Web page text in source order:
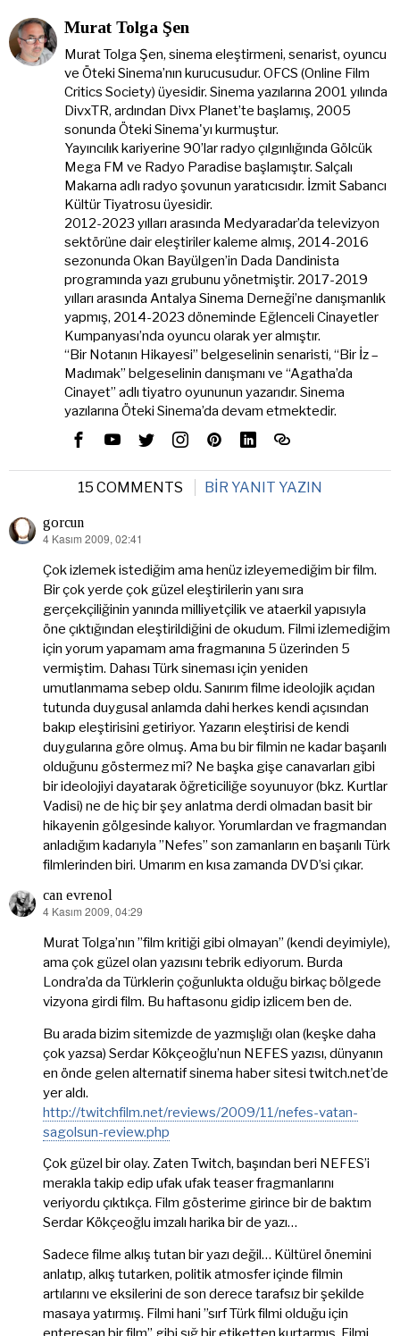
Murat Tolga Şen
Murat Tolga Şen, sinema eleştirmeni, senarist, oyuncu
ve Öteki Sinema’nın kurucusudur. OFCS (Online Film
Critics Society) üyesidir. Sinema yazılarına 2001 yılında
DivxTR, ardından Divx Planet’te başlamış, 2005
sonunda Öteki Sinema'yı kurmuştur.
Yayıncılık kariyerine 90’lar radyo çılgınlığında Gölcük
Mega FM ve Radyo Paradise başlamıştır. Salçalı
Makarna adlı radyo şovunun yaratıcısıdır. İzmit Sabancı
Kültür Tiyatrosu üyesidir.
2012-2023 yılları arasında Medyaradar’da televizyon
sektörüne dair eleştiriler kaleme almış, 2014-2016
sezonunda Okan Bayülgen’in Dada Dandinista
programında yazı grubunu yönetmiştir. 2017-2019
yılları arasında Antalya Sinema Derneği’ne danışmanlık
yapmış, 2014-2023 döneminde Eğlenceli Cinayetler
Kumpanyası’nda oyuncu olarak yer almıştır.
“Bir Notanın Hikayesi” belgeselinin senaristi, “Bir İz –
Madımak” belgeselinin danışmanı ve “Agatha’da
Cinayet” adlı tiyatro oyununun yazarıdır. Sinema
yazılarına Öteki Sinema’da devam etmektedir.
15 COMMENTS BIR YANIT YAZIN
gorcun
dedi
4 Kasım 2009, 02:41
Çok izlemek istediğim ama henüz izleyemediğim bir film.
Bir çok yerde çok güzel eleştirilerin yanı sıra
gerçekçiliğinin yanında milliyetçilik ve ataerkil yapısıyla
öne çıktığından eleştirildiğini de okudum. Filmi izlemediğim
için yorum yapamam ama fragmanına 5 üzerinden 5
vermiştim. Dahası Türk sineması için yeniden
umutlanmama sebep oldu. Sanırım filme ideolojik açıdan
tutunda duygusal anlamda dahi herkes kendi açısından
bakıp eleştirisini getiriyor. Yazarın eleştirisi de kendi
duygularına göre olmuş. Ama bu bir filmin ne kadar başarılı
olduğunu göstermez mi? Ne başka gişe canavarları gibi
bir ideolojiyi dayatarak öğreticiliğe soyunuyor (bkz. Kurtlar
Vadisi) ne de hiç bir şey anlatma derdi olmadan basit bir
hikayenin gölgesinde kalıyor. Yorumlardan ve fragmandan
anladığım kadarıyla ”Nefes” son zamanların en başarılı Türk
filmlerinden biri. Umarım en kısa zamanda DVD’si çıkar.
can evrenol
dedi
4 Kasım 2009, 04:29
Murat Tolga’nın ”film kritiği gibi olmayan” (kendi deyimiyle),
ama çok güzel olan yazısını tebrik ediyorum. Burda
Londra’da da Türklerin çoğunlukta olduğu birkaç bölgede
vizyona girdi film. Bu haftasonu gidip izlicem ben de.
Bu arada bizim sitemizde de yazmışlığı olan (keşke daha
çok yazsa) Serdar Kökçeoğlu’nun NEFES yazısı, dünyanın
en önde gelen alternatif sinema haber sitesi twitch.net’de
yer aldı.
http://twitchfilm.net/reviews/2009/11/nefes-vatan-
sagolsun-review.php
Çok güzel bir olay. Zaten Twitch, başından beri NEFES’i
merakla takip edip ufak ufak teaser fragmanlarını
veriyordu çıktıkça. Film gösterime girince bir de baktım
Serdar Kökçeoğlu imzalı harika bir de yazı…
Sadece filme alkış tutan bir yazı değil… Kültürel önemini
anlatıp, alkış tutarken, politik atmosfer içinde filmin
artılarını ve eksilerini de son derece tarafsız bir şekilde
masaya yatırmış. Filmi hani ”sırf Türk filmi olduğu için